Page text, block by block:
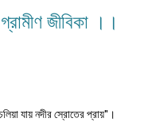
জীবিকা ।।
যায় নদীর স্রোতের প্রায়"।